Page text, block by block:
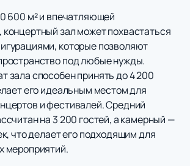
600 м² и впечатляющей
зал может похвастаться
которые позволяют
под любые нужды.
зала способен принять до 4 200
его идеальным местом для
и фестивалей. Средний
на 3 200 гостей, а камерный —
что делает его подходящим для
мероприятий.